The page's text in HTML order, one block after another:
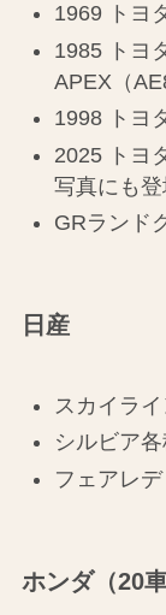
1969 トヨ
1985 トヨ
APEX（
1998 トヨ
2025 トヨ
写真にも登
GRランド
日産
スカイラ
シルビア各
フェアレ
ホンダ（20